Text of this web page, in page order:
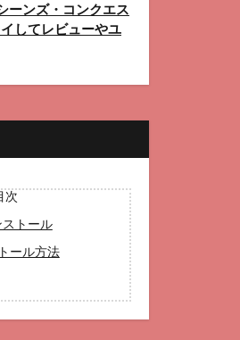
ーンズ・コンクエス
してレビューやユ
次
トール
ール方法